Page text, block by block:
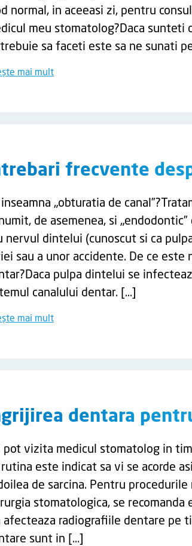
normal, in aceeasi zi, pentru
meu stomatolog?Daca
sa faceti este sa ne sunati
mai mult
frecvente
inseamna „obturatia de
de asemenea, si
nervul dintelui (cunoscut si ca
sau a unor accidente. De ce
pulpa dintelui se
canalului dentar. […]
mai mult
dentara
pot vizita medicul stomatolog in
este indicat sa vi se acorde
de sarcina. Pentru
stomatologica, se recomanda
afecteaza radiografiile dentare pe
sunt in […]